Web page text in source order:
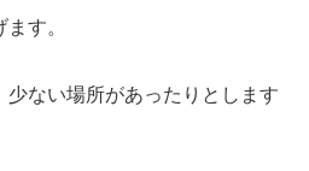
す。
ない場所があったりとします